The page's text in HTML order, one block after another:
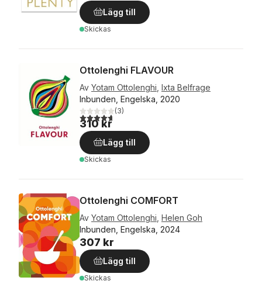
Lägg till
Skickas
Ottolenghi FLAVOUR
Av Yotam Ottolenghi Ixta Belfrage
Inbunden, Engelska, 2020
4,7utav 5 stjärnor. Totalt antal röster:
(3)
310 kr
Lägg till
Skickas
Ottolenghi COMFORT
Av Yotam Ottolenghi Helen Goh
Inbunden, Engelska, 2024
307 kr
Lägg till
Skickas